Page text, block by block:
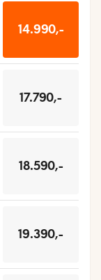
14.990,-
17.790,-
18.590,-
19.390,-